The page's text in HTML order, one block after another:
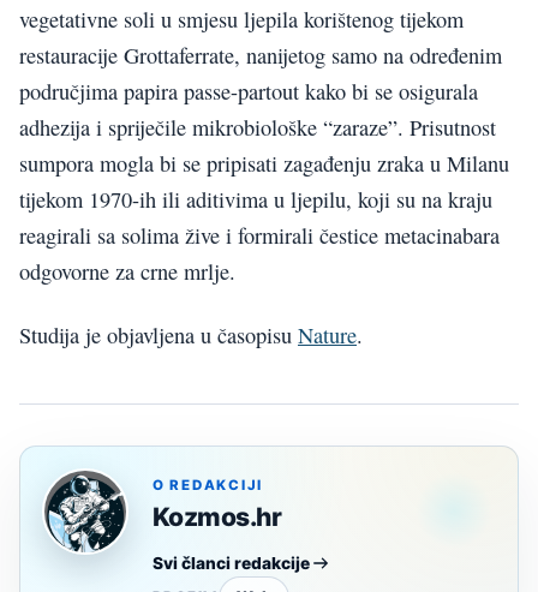
vegetativne soli u smjesu ljepila korištenog tijekom
restauracije Grottaferrate, nanijetog samo na određenim
područjima papira passe-partout kako bi se osigurala
adhezija i spriječile mikrobiološke “zaraze”. Prisutnost
sumpora mogla bi se pripisati zagađenju zraka u Milanu
tijekom 1970-ih ili aditivima u ljepilu, koji su na kraju
reagirali sa solima žive i formirali čestice metacinabara
odgovorne za crne mrlje.
Studija je objavljena u časopisu Nature.
O REDAKCIJI
Kozmos.hr
Svi članci redakcije